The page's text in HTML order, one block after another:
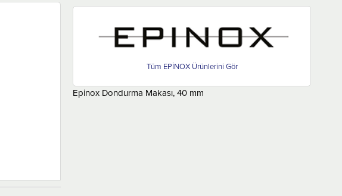
EPİNOX
Epinox Dondurma Makası, 40 mm